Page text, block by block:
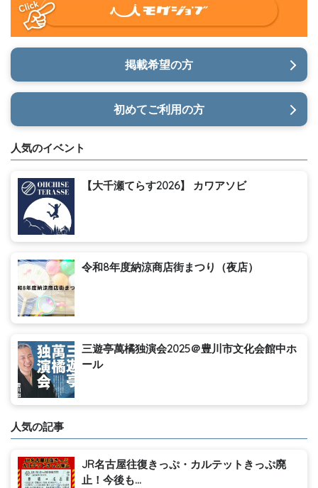
掲載希望の方
初めてご利用の方
人気のイベント
【大千瀬てらす2026】 カワアソビ
令和8年度納涼商店街まつり（夜店）
三遊亭萬橘独演会2025＠豊川市文化会館中ホ
ール
人気の記事
JR名古屋往復きっぷ・カルテットきっぷ廃
止！今後も...